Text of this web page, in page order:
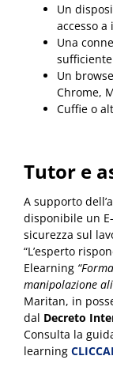
Un
accesso
Una
Un
Chrome,
Cuffie o
Tutor e
A supporto
disponibile un
sicurezza sul
“L’esperto
Elearning
manipolazione
Maritan, in
dal Decreto
Consulta la
learning